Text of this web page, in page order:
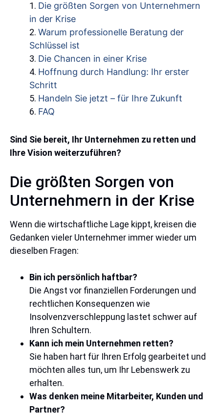
Die größten Sorgen von Unternehmern
in der Krise
Warum professionelle Beratung der
Schlüssel ist
Die Chancen in einer Krise
Hoffnung durch Handlung: Ihr erster
Schritt
Handeln Sie jetzt – für Ihre Zukunft
FAQ
Sind Sie bereit, Ihr Unternehmen zu retten und
Ihre Vision weiterzuführen?
Die größten Sorgen von
Unternehmern in der Krise
Wenn die wirtschaftliche Lage kippt, kreisen die
Gedanken vieler Unternehmer immer wieder um
dieselben Fragen:
Bin ich persönlich haftbar?
Die Angst vor finanziellen Forderungen und
rechtlichen Konsequenzen wie
Insolvenzverschleppung lastet schwer auf
Ihren Schultern.
Kann ich mein Unternehmen retten?
Sie haben hart für Ihren Erfolg gearbeitet und
möchten alles tun, um Ihr Lebenswerk zu
erhalten.
Was denken meine Mitarbeiter, Kunden und
Partner?